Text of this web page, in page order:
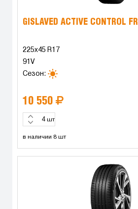
GISLAVED ACTIVE CONTROL FR
225x45 R17
91V
Сезон:
10 550
шт
в наличии 8 шт